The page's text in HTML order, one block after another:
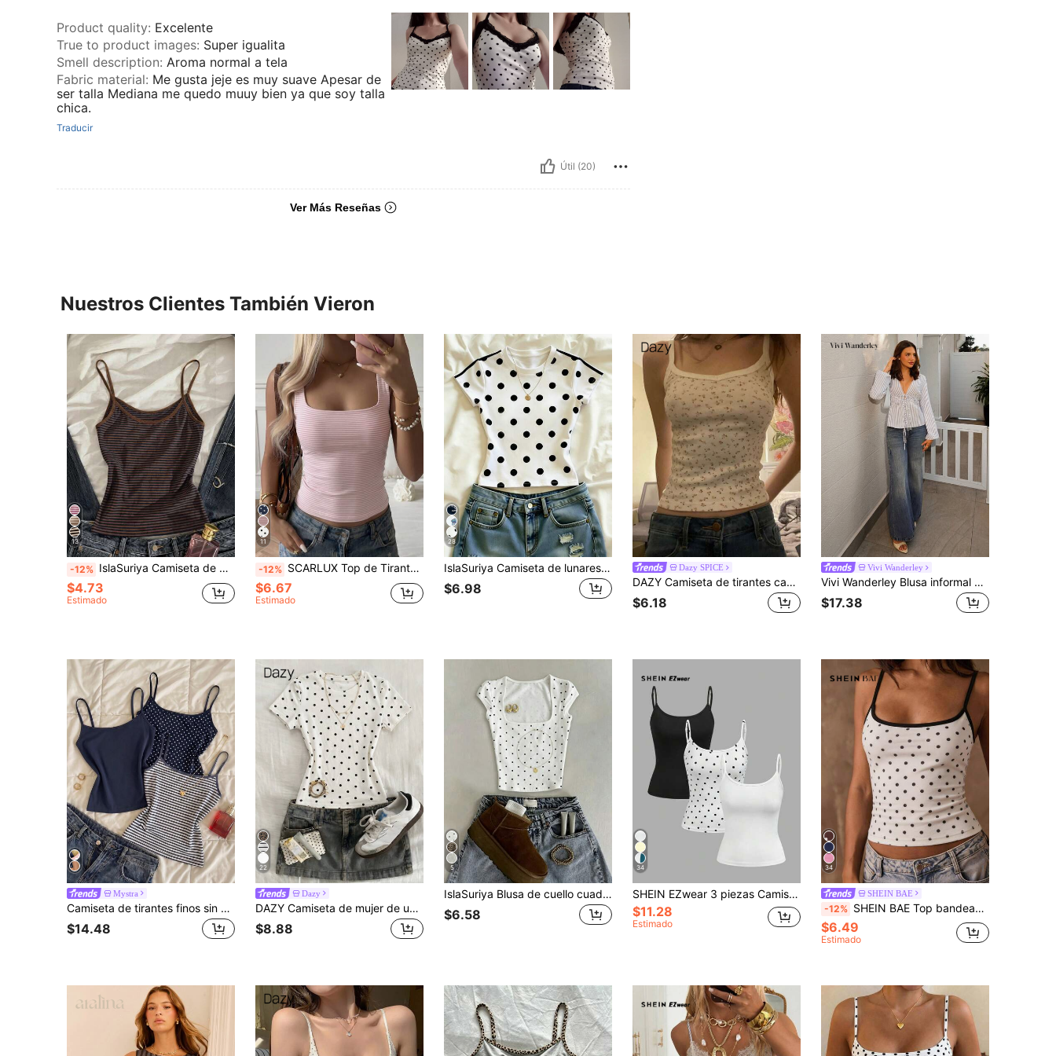
Product quality: Excelente
True to product images: Super igualita
Smell description: Aroma normal a tela
Fabric material: Me gusta jeje es muy suave Apesar de
ser talla Mediana me quedo muuy bien ya que soy talla
chica.
Traducir
Útil (20)
Ver Más Reseñas
Nuestros Clientes También Vieron
13
-12% IslaSuriya Camiseta de mujer a rayas azules y marrones, estilo de vacaciones de verano elegante y minimalista
$4.73
Estimado
11
-12% SCARLUX Top de Tirantes a Rayas para Mujer Verano & Otoño Y2K, Rosa & Blanco Cuello Cuadrado Ajuste Ceñido Corto Casual
$6.67
Estimado
28
IslaSuriya Camiseta de lunares, camiseta de cuello redondo, actual, tops de moda, ropa de mujer, tops de mujer, camiseta casual ajustada para mujer, tops Y2K, camiseta vintage, tops de streetwear, streetwear para mujer,
$6.98
Dazy SPICE
DAZY Camiseta de tirantes casual con estampado floral para mujer, conjunto de ropa de verano estilo bohemio para vacaciones
$6.18
Vivi Wanderley
Vivi Wanderley Blusa informal de manga de campana con cinturón ajustable a rayas para el trabajo, otoño
$17.38
Mystra
Camiseta de tirantes finos sin mangas casual versátil para uso diario de verano para mujer
$14.48
22
Dazy
DAZY Camiseta de mujer de unicolor con cuello redondo, ajustada, de manga corta, camiseta gráfica de verano
$8.88
5
IslaSuriya Blusa de cuello cuadrado con lunares clásicos, camiseta de manga corta ajustada de cuello cuadrado de moda, adecuada para todas las estaciones. Camiseta casual de moda, blusa de estilo. Es el regalo perfecto para hermanos y hermanas, un regalo ideal para las hermanas y un regalo considerado para el Día de la Madre.
$6.58
34
SHEIN EZwear 3 piezas Camiseta corta de mujer con estampado retro de lunares, adecuada para salidas de verano, estilo callejero, aeropuerto, elegante, festivales de música, ropa de casa, playa, fiestas, bodas, cumpleaños, vacaciones, Y2K
$11.28
Estimado
34
SHEIN BAE
-12% SHEIN BAE Top bandeau/top sin tirantes con textura de jacquard blanco con decoración de estrella de mar de metal, adecuado para la playa, vacaciones casuales, fiestas, Ibiza, vacaciones en el sur de Francia, brunch, blusas de verano, vacaciones en Italia y otras ocasiones. Blusas de tirantes para mujer, blusas de lunares, conjuntos de verano para mujer
$6.49
Estimado